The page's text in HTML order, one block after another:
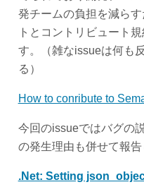
発チームの負担を減ら
トとコントリビュート
す。（雑なissueは何も
る）
How to conribute to
今回のissueではバグの
の発生理由も併せて報告
.Net: Setting